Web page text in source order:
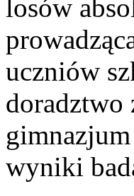
losów
uczniów
doradztwo
wyniki